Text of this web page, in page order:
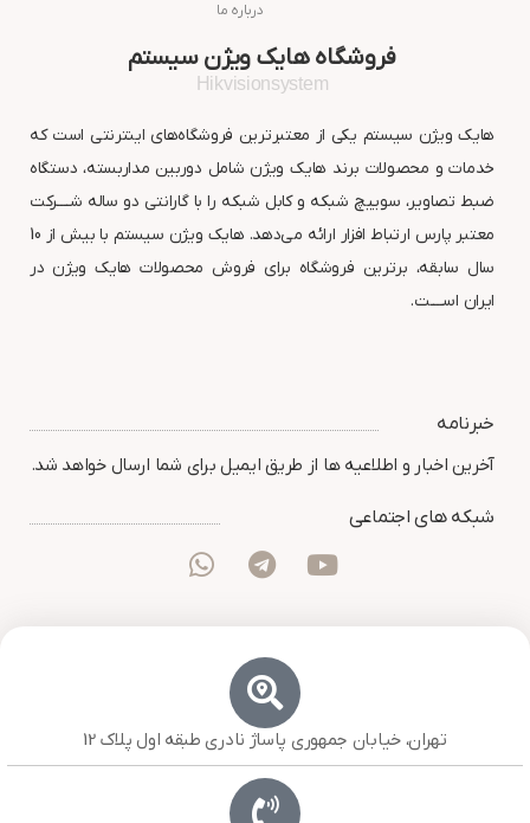
درباره ما
فروشگاه هایک ویژن سیستم
Hikvisionsystem
هایک ویژن سیستم یکی از معتبرترین فروشگاه‌های اینترنتی است که
خدمات و محصولات برند هایک ویژن شامل دوربین مداربسته، دستگاه
ضبط تصاویر، سوییچ شبکه و کابل شبکه را با گارانتی دو ساله شــــرکت
معتبر پارس ارتباط افزار ارائه می‌دهد. هایک ویژن سیستم با بیش از 10
سال سابقه، برترین فروشگاه برای فروش محصولات هایک ویژن در
ایران اســــت.
خبرنامه
آخرین اخبار و اطلاعیه ها از طریق ایمیل برای شما ارسال خواهد شد.
شبکه های اجتماعی
تهران، خیابان جمهوری پاساژ نادری طبقه اول پلاک 12